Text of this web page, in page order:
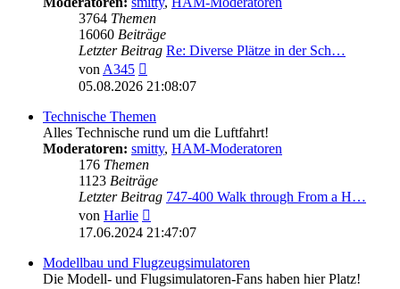
3764 Themen
16060 Beiträge
Letzter Beitrag Re: Diverse Plätze in der Sch…
vonA345
Beitrag
05.08.2026 21:08:07
Technische Themen
Alles Technische rund um die Luftfahrt!
Moderatoren: smitty, HAM-Moderatoren
176 Themen
1123 Beiträge
Letzter Beitrag 747-400 Walk through From a H…
von Harlie
Beitrag
17.06.2024 21:47:07
Modellbau und Flugzeugsimulatoren
Die Modell- und Flugsimulatoren-Fans haben hier Platz!